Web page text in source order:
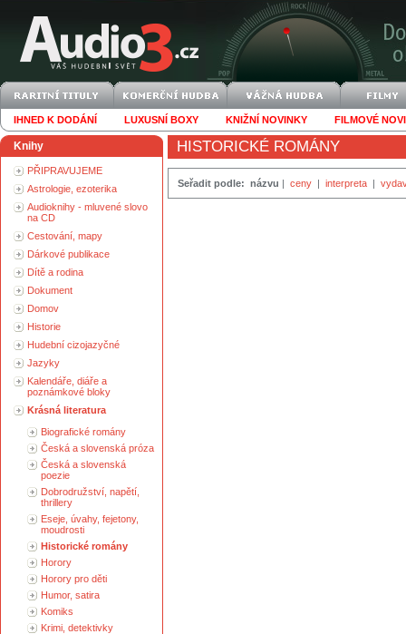
IHNED K DODÁNÍ LUXUSNÍ BOXY KNIŽNÍ NOVINKY FILMOVÉ
Knihy
PŘIPRAVUJEME
Astrologie, ezoterika
Audioknihy - mluvené slovo
na CD
Cestování, mapy
Dárkové publikace
Dítě a rodina
Dokument
Domov
Historie
Hudební cizojazyčné
Jazyky
Kalendáře, diáře a
poznámkové bloky
Krásná literatura
Biografické romány
Česká a slovenská próza
Česká a slovenská
poezie
Dobrodružství, napětí,
thrillery
Eseje, úvahy, fejetony,
moudrosti
Historické romány
Horory
Horory pro děti
Humor, satira
Komiks
Krimi, detektivky
HISTORICKÉ ROMÁNY
Seřadit podle: názvu | ceny | interpreta |